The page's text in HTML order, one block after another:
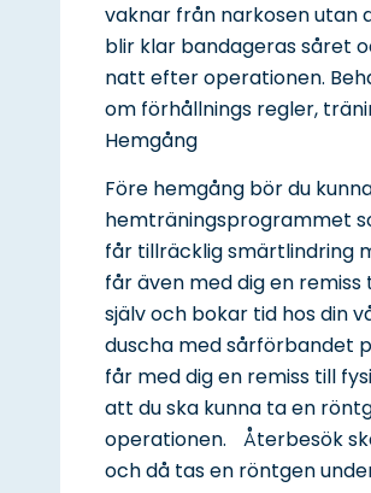
vaknar från narkosen
blir klar bandageras såret
natt efter operationen.
om förhållnings regler,
Hemgång
Före hemgång bör du
hemträningsprogrammet
får tillräcklig smärtlindring
får även med dig en
själv och bokar tid hos din
duscha med sårförbandet
får med dig en remiss till
att du ska kunna ta en
operationen. Återbesök
och då tas en röntgen